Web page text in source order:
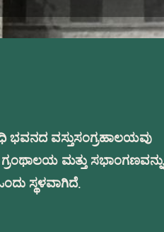
ಭವನದ ವಸ್ತುಸಂಗ್ರಹಾಲಯವು
ಮತ್ತು ಸಭಾಂಗಣವನ್ನು
ಸ್ಥಳವಾಗಿದೆ.